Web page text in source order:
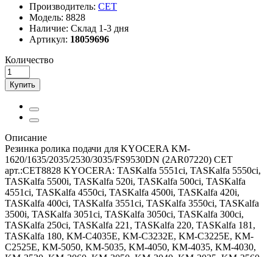
Производитель: CET
Модель: 8828
Наличие: Склад 1-3 дня
Артикул: 18059696
Количество
Купить
Описание
Резинка ролика подачи для KYOCERA KM-
1620/1635/2035/2530/3035/FS9530DN (2AR07220) CET
арт.:CET8828 KYOCERA: TASKalfa 5551ci, TASKalfa 5550ci,
TASKalfa 5500i, TASKalfa 520i, TASKalfa 500ci, TASKalfa
4551ci, TASKalfa 4550ci, TASKalfa 4500i, TASKalfa 420i,
TASKalfa 400ci, TASKalfa 3551ci, TASKalfa 3550ci, TASKalfa
3500i, TASKalfa 3051ci, TASKalfa 3050ci, TASKalfa 300ci,
TASKalfa 250ci, TASKalfa 221, TASKalfa 220, TASKalfa 181,
TASKalfa 180, KM-C4035E, KM-C3232E, KM-C3225E, KM-
C2525E, KM-5050, KM-5035, KM-4050, KM-4035, KM-4030,